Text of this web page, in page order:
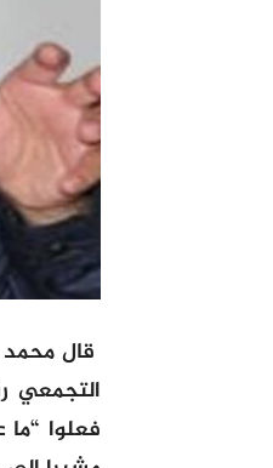
قال محمد
التجمعي
فعلوا